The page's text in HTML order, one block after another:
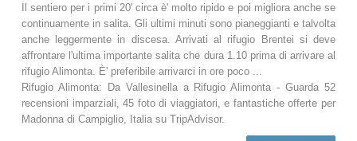
Il sentiero per i primi 20' circa è' molto ripido e poi migliora anche se
continuamente in salita. Gli ultimi minuti sono pianeggianti e talvolta
anche leggermente in discesa. Arrivati al rifugio Brentei si deve
affrontare l'ultima importante salita che dura 1.10 prima di arrivare al
rifugio Alimonta. È' preferibile arrivarci in ore poco ...
Rifugio Alimonta: Da Vallesinella a Rifugio Alimonta - Guarda 52
recensioni imparziali, 45 foto di viaggiatori, e fantastiche offerte per
Madonna di Campiglio, Italia su TripAdvisor.